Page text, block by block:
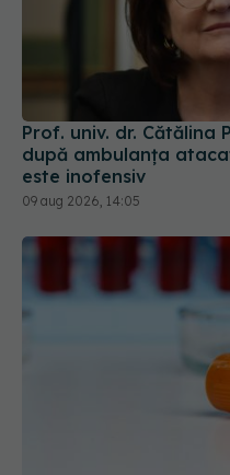
Prof. univ. dr. Cătălina
după ambulanța
este inofensiv
09 aug 2026, 14:05
Alertă în Europa